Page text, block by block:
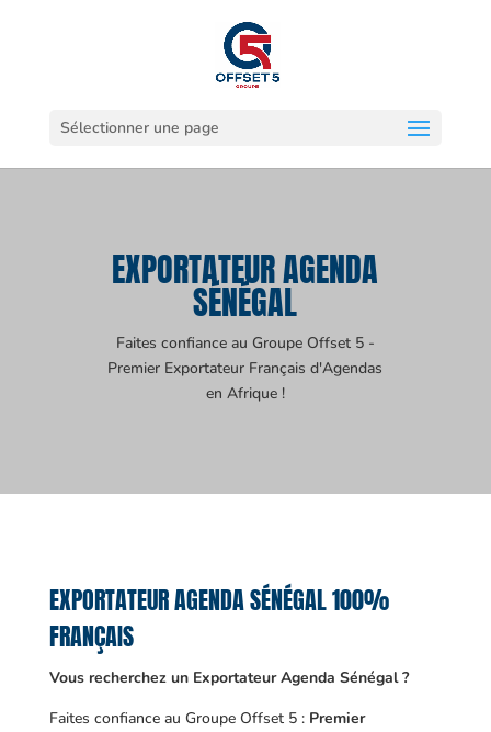
Sélectionner une page
EXPORTATEUR AGENDA
SÉNÉGAL
Faites confiance au Groupe Offset 5 -
Premier Exportateur Français d'Agendas
en Afrique !
EXPORTATEUR AGENDA SÉNÉGAL 100%
FRANÇAIS
Vous recherchez un Exportateur Agenda Sénégal ?
Faites confiance au Groupe Offset 5 : Premier